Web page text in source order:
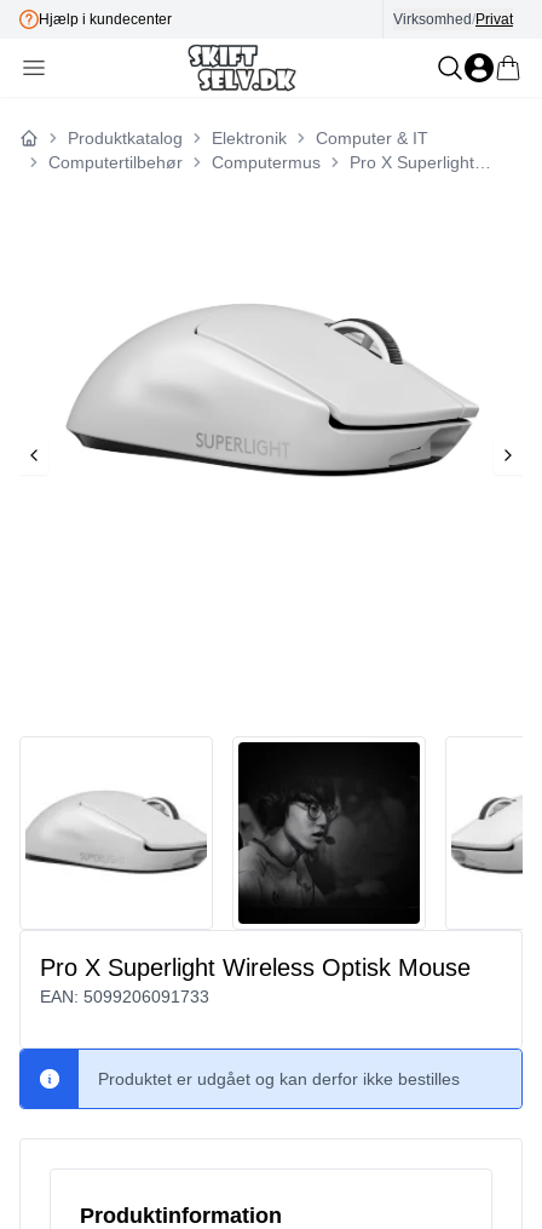
Hjælp i kundecenter E-mærket
Virksomhed/Privat
Forside
Produktkatalog Elektronik
Computer & IT
Computertilbehør
Computermus
Pro X Superlight Wireless Optisk Mouse
EAN: 5099206091733
Produktet er udgået og kan derfor ikke bestilles
Produktinformation